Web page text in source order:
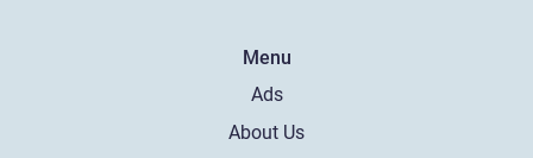
Menu
Ads
About Us